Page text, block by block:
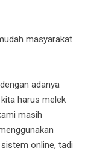
masyarakat
adanya
harus melek
masih
online, tadi